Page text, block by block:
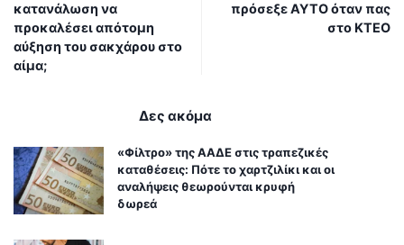
κατανάλωση να
προκαλέσει απότομη
αύξηση του σακχάρου στο
αίμα;
πρόσεξε ΑΥΤΟ όταν πας
στο ΚΤΕΟ
Δες ακόμα
«Φίλτρο» της ΑΑΔΕ στις τραπεζικές
καταθέσεις: Πότε το χαρτζιλίκι και οι
αναλήψεις θεωρούνται κρυφή
δωρεά